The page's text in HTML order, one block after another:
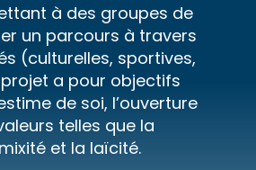
à des groupes de
un parcours à travers
(culturelles, sportives,
a pour objectifs
de soi, l’ouverture
telles que la
et la laïcité.